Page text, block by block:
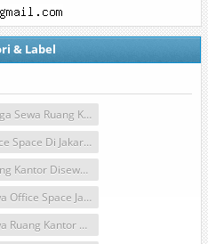
& Label
Harga Sewa Ruang Kantor Di Jakarta Pusat
Office Space Di Jakarta Pusat
Ruang Kantor Disewakan Jakarta
Sewa Office Space Jakarta Pusat
Sewa Ruang Kantor Murah Jakarta Pusat